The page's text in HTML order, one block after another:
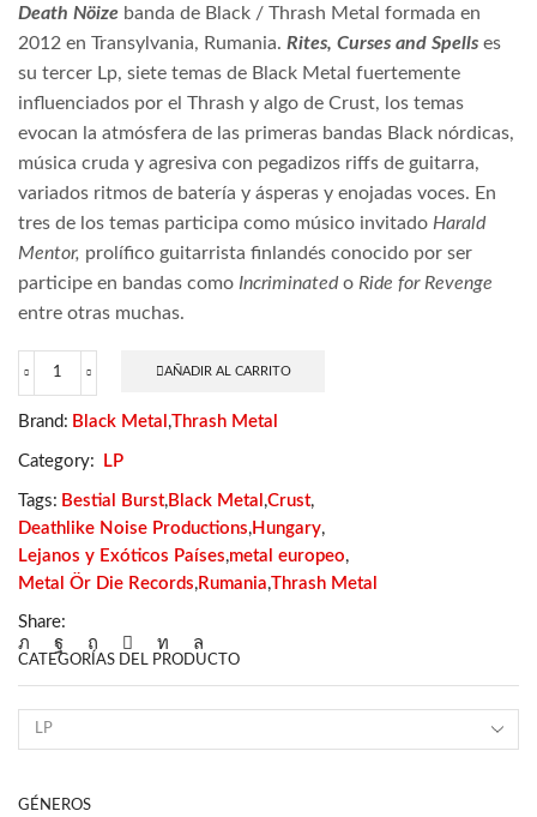
Death Nöize banda de Black / Thrash Metal formada en
2012 en Transylvania, Rumania. Rites, Curses and Spells es
su tercer Lp, siete temas de Black Metal fuertemente
influenciados por el Thrash y algo de Crust, los temas
evocan la atmósfera de las primeras bandas Black nórdicas,
música cruda y agresiva con pegadizos riffs de guitarra,
variados ritmos de batería y ásperas y enojadas voces. En
tres de los temas participa como músico invitado Harald
Mentor, prolífico guitarrista finlandés conocido por ser
participe en bandas como Incriminatedo Ride for Revenge
entre otras muchas.
Death
-
Curses
and
Spells
cantidad
AÑADIR AL CARRITO
Brand: Black Metal ,Thrash Metal
Category: LP
Tags: Bestial Burst, Black Metal ,Crust,
Deathlike Noise Productions, Hungary,
Lejanos y Exóticos Países,metal europeo,
Metal Ör Die Records, Rumania,Thrash Metal
Share:
CATEGORÍAS DEL PRODUCTO
GÉNEROS